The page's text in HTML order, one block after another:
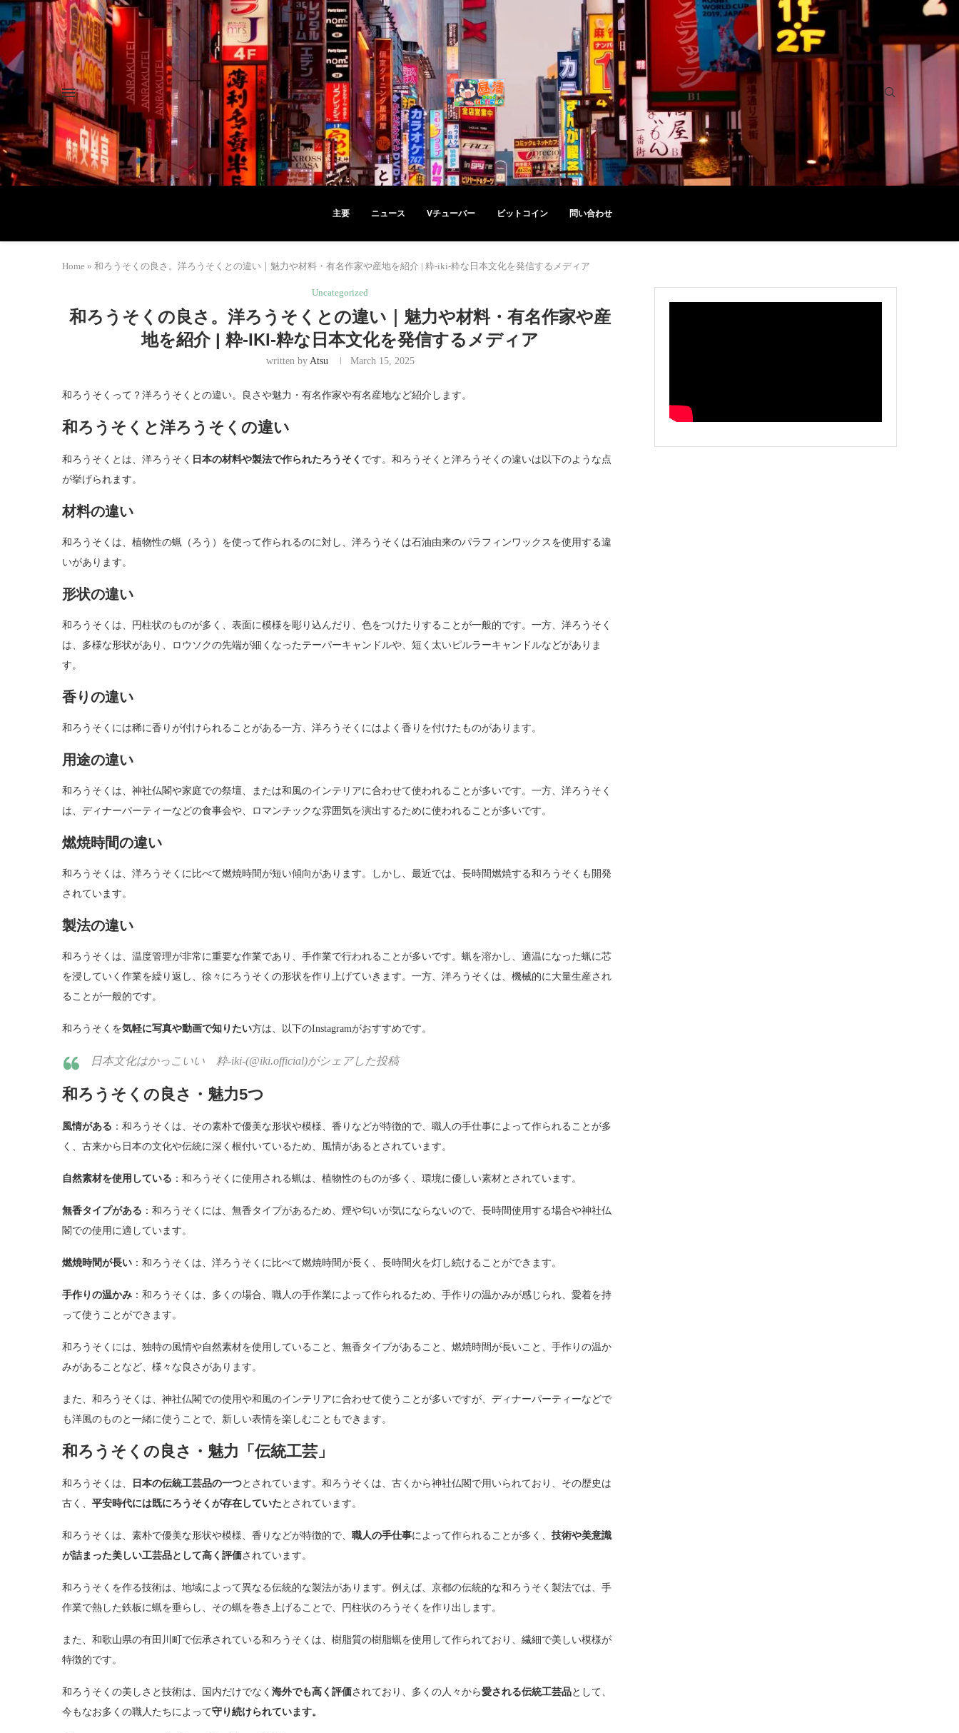
主要 ニュース Vチューバー ビットコイン 問い合わせ
Home » 和ろうそくの良さ。洋ろうそくとの違い｜魅力や材料・有名作家や産地を紹介 | 粋-iki-粋な日本文化を発信するメディア
Uncategorized
和ろうそくの良さ。洋ろうそくとの違い｜魅力や材料・有名作家や産
地を紹介 | 粋-IKI-粋な日本文化を発信するメディア
written by Atsu March 15, 2025
和ろうそくって？洋ろうそくとの違い。良さや魅力・有名作家や有名産地など紹介します。
和ろうそくと洋ろうそくの違い
和ろうそくとは、洋ろうそく 日本の材料や製法で作られたろうそく です。和ろうそくと洋ろうそくの違いは以下のような点
が挙げられます。
材料の違い
和ろうそくは、植物性の蝋（ろう）を使って作られるのに対し、洋ろうそくは石油由来のパラフィンワックスを使用する違
いがあります。
形状の違い
和ろうそくは、円柱状のものが多く、表面に模様を彫り込んだり、色をつけたりすることが一般的です。一方、洋ろうそく
は、多様な形状があり、ロウソクの先端が細くなったテーパーキャンドルや、短く太いピルラーキャンドルなどがありま
す。
香りの違い
和ろうそくには稀に香りが付けられることがある一方、洋ろうそくにはよく香りを付けたものがあります。
用途の違い
和ろうそくは、神社仏閣や家庭での祭壇、または和風のインテリアに合わせて使われることが多いです。一方、洋ろうそく
は、ディナーパーティーなどの食事会や、ロマンチックな雰囲気を演出するために使われることが多いです。
燃焼時間の違い
和ろうそくは、洋ろうそくに比べて燃焼時間が短い傾向があります。しかし、最近では、長時間燃焼する和ろうそくも開発
されています。
製法の違い
和ろうそくは、温度管理が非常に重要な作業であり、手作業で行われることが多いです。蝋を溶かし、適温になった蝋に芯
を浸していく作業を繰り返し、徐々にろうそくの形状を作り上げていきます。一方、洋ろうそくは、機械的に大量生産され
ることが一般的です。
和ろうそくを気軽に写真や動画で知りたい方は、以下のInstagramがおすすめです。
日本文化はかっこいい 粋-iki-(@iki.official)がシェアした投稿
和ろうそくの良さ・魅力5つ
風情がある ：和ろうそくは、その素朴で優美な形状や模様、香りなどが特徴的で、職人の手仕事によって作られることが多
く、古来から日本の文化や伝統に深く根付いているため、風情があるとされています。
自然素材を使用している ：和ろうそくに使用される蝋は、植物性のものが多く、環境に優しい素材とされています。
無香タイプがある ：和ろうそくには、無香タイプがあるため、煙や匂いが気にならないので、長時間使用する場合や神社仏
閣での使用に適しています。
燃焼時間が長い ：和ろうそくは、洋ろうそくに比べて燃焼時間が長く、長時間火を灯し続けることができます。
手作りの温かみ ：和ろうそくは、多くの場合、職人の手作業によって作られるため、手作りの温かみが感じられ、愛着を持
って使うことができます。
和ろうそくには、独特の風情や自然素材を使用していること、無香タイプがあること、燃焼時間が長いこと、手作りの温か
みがあることなど、様々な良さがあります。
また、和ろうそくは、神社仏閣での使用や和風のインテリアに合わせて使うことが多いですが、ディナーパーティーなどで
も洋風のものと一緒に使うことで、新しい表情を楽しむこともできます。
和ろうそくの良さ・魅力「伝統工芸」
和ろうそくは、 日本の伝統工芸品の一つとされています。和ろうそくは、古くから神社仏閣で用いられており、その歴史は
古く、 平安時代には既にろうそくが存在していた とされています。
和ろうそくは、素朴で優美な形状や模様、香りなどが特徴的で、 職人の手仕事によって作られることが多く、 技術や美意識
が詰まった美しい工芸品として高く評価されています。
和ろうそくを作る技術は、地域によって異なる伝統的な製法があります。例えば、京都の伝統的な和ろうそく製法では、手
作業で熱した鉄板に蝋を垂らし、その蝋を巻き上げることで、円柱状のろうそくを作り出します。
また、和歌山県の有田川町で伝承されている和ろうそくは、樹脂質の樹脂蝋を使用して作られており、繊細で美しい模様が
特徴的です。
和ろうそくの美しさと技術は、国内だけでなく 海外でも高く評価されており、多くの人々から愛される伝統工芸品として、
今もなお多くの職人たちによって守り続けられています。